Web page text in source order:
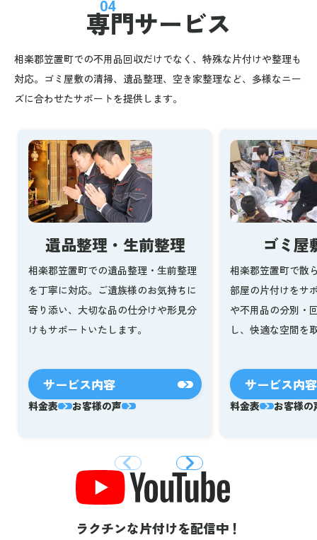
04
専門サービス
相楽郡笠置町での不用品回収だけでなく、特殊な片付けや整理も
対応。ゴミ屋敷の清掃、遺品整理、空き家整理など、多様なニー
ズに合わせたサポートを提供します。
遺品整理・生前整理
相楽郡笠置町での遺品整理・生前整理
を丁寧に対応。ご遺族様のお気持ちに
寄り添い、大切な品の仕分けや形見分
けもサポートいたします。
サービス内容
料金表 お客様の声
ゴミ屋
相楽郡笠置町で散
部屋の片付けをサ
や不用品の分別・
し、快適な空間を
サービス内容
料金表 お客様の
ラクチンな片付けを配信中！